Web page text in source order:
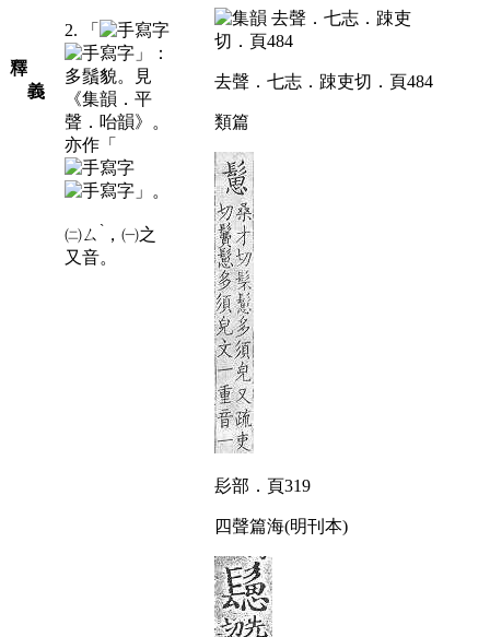
釋
義
2. 「
」：
多鬚貌。見
《集韻．平
聲．咍韻》。
亦作「
」。
㈡ㄙ ˋ ，㈠之
又音。
去聲．七志．踈吏切．頁484
類篇
髟部．頁319
四聲篇海(明刊本)